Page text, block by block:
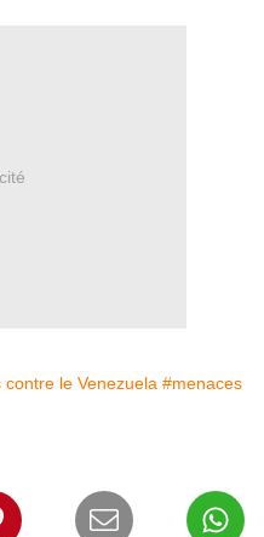
contre le Venezuela #menaces